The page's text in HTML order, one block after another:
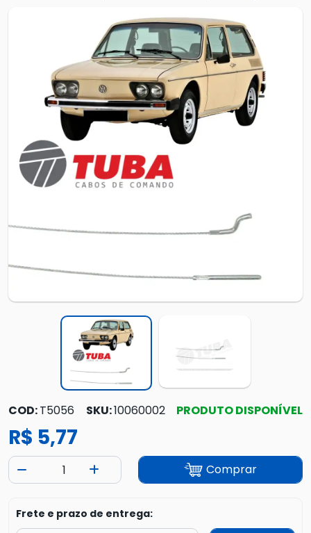
COD:T5056 SKU:10060002 PRODUTO DISPONÍVEL
R$ 5,77
Comprar
Frete e prazo de entrega: